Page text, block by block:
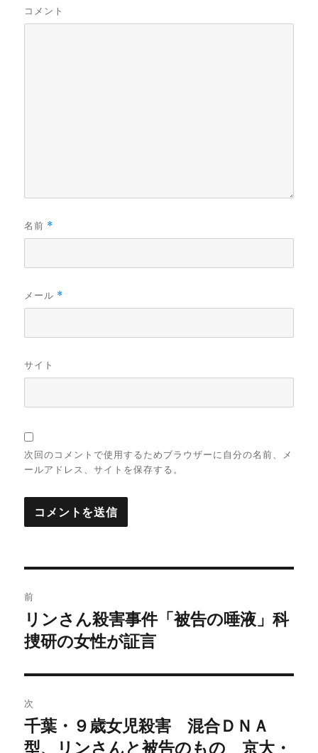
コメント
名前 *
メール *
サイト
次回のコメントで使用するためブラウザーに自分の名前、メ
ールアドレス、サイトを保存する。
稿
ナ
ビ
ゲ
ー
前
前
の
稿:
リンさん殺害事件「被告の唾液」科
捜研の女性が証言
次
次
の
千葉・９歳女児殺害 混合ＤＮＡ
型、リンさんと被告のもの 京大・